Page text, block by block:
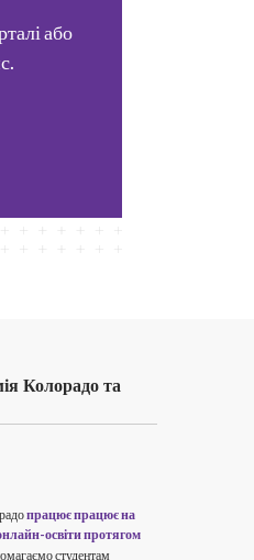
або
Колорадо та
працює працює на
освіти протягом
студентам